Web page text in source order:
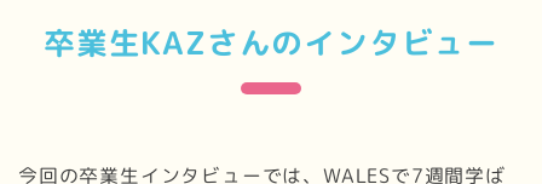
卒業生KAZさんのインタビュー
今回の卒業生インタビューでは、WALESで7週間学ば